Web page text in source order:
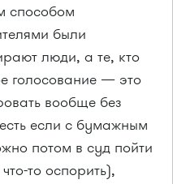
способом
были
люди, а те, кто
голосование — это
вообще без
если с бумажным
потом в суд пойти
то оспорить),